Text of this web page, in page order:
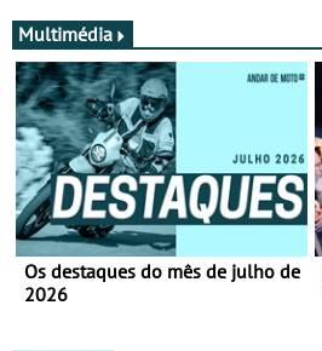
Multimédia
Os destaques do mês de julho de
2026